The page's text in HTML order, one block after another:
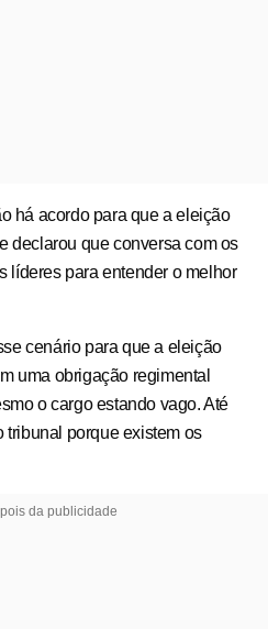
há acordo para que a eleição
declarou que conversa com os
líderes para entender o melhor
cenário para que a eleição
uma obrigação regimental
o cargo estando vago. Até
tribunal porque existem os
da publicidade